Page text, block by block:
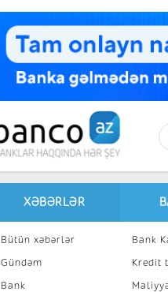
XƏBƏRLƏR
Bütün xəbərlər
Gündəm
Bank
Bank
Kredit